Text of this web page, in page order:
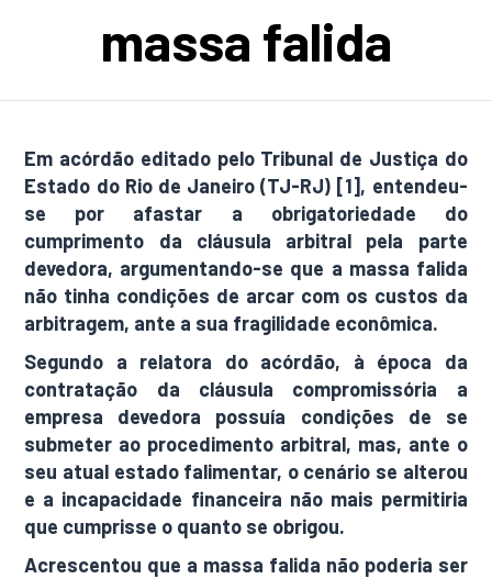
massa falida
Em acórdão editado pelo Tribunal de Justiça do
Estado do Rio de Janeiro (TJ-RJ) [1], entendeu-
se por afastar a obrigatoriedade do
cumprimento da cláusula arbitral pela parte
devedora, argumentando-se que a massa falida
não tinha condições de arcar com os custos da
arbitragem, ante a sua fragilidade econômica.
Segundo a relatora do acórdão, à época da
contratação da cláusula compromissória a
empresa devedora possuía condições de se
submeter ao procedimento arbitral, mas, ante o
seu atual estado falimentar, o cenário se alterou
e a incapacidade financeira não mais permitiria
que cumprisse o quanto se obrigou.
Acrescentou que a massa falida não poderia ser